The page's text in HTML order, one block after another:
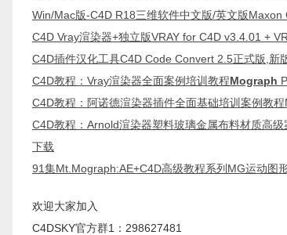
Win/Mac版-C4D R18三维软件中文版/英文版
C4D Vray渲染器+独立版VRAY for C4D v3.4.01 +
C4D插件汉化工具C4D Code Convert 2.5正式版,新
C4D教程：Vray渲染器全面案例培训教程Mograph
C4D教程：阿诺德渲染器插件全面基础培训案例教
C4D教程：Arnold渲染器塑料玻璃金属布料材质高级
下载
91集Mt.Mograph:AE+C4D高级教程系列MG运动图
欢迎大家加入
C4DSKY官方群1：298627481